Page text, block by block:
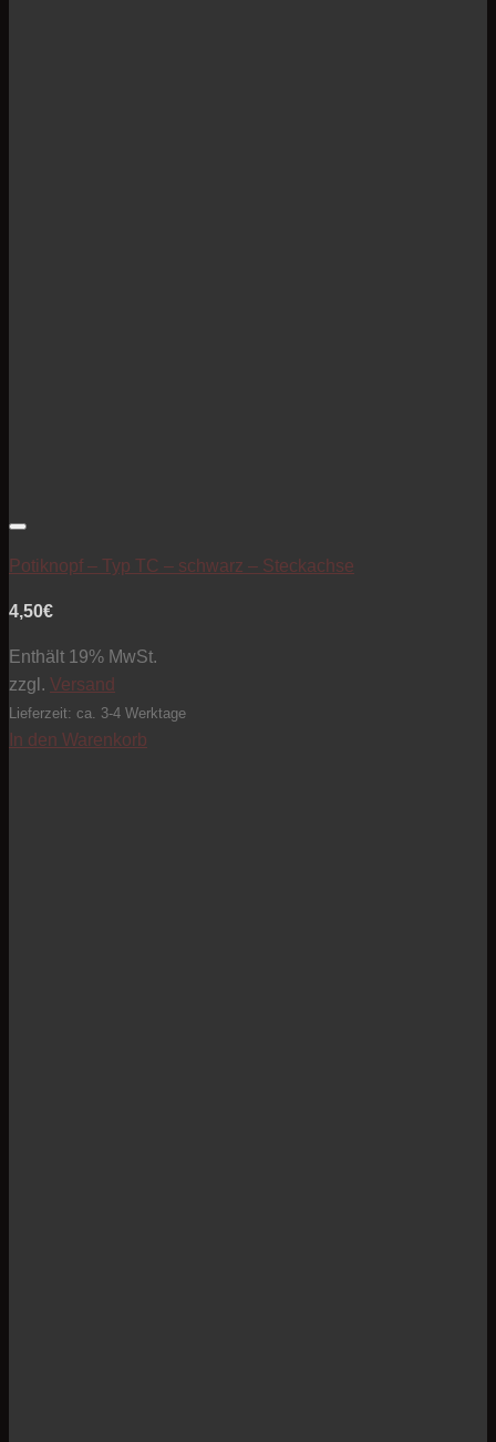
Potiknopf – Typ TC – schwarz – Steckachse
4,50€
Enthält 19% MwSt.
zzgl. Versand
Lieferzeit: ca. 3-4 Werktage
In den Warenkorb